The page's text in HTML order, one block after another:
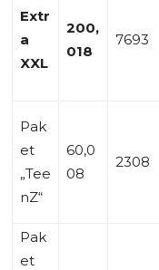
Extr
a
XXL
200,
018
7693
Pak
et
„Tee
nZ“
60,0
08
2308
Pak
et